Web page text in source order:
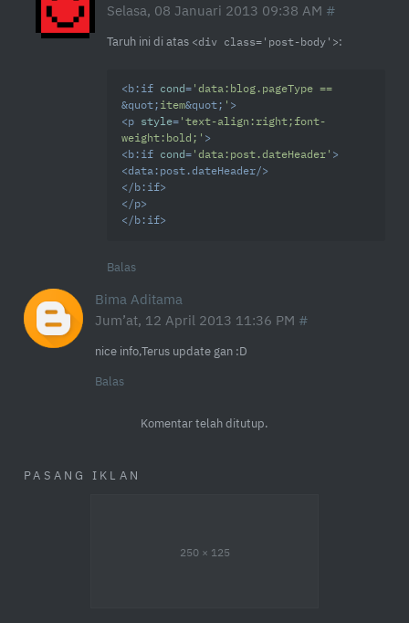
Selasa, 08 Januari 2013 09:38 AM
Taruh ini di atas <div class='post-body'>:
<b:if cond=
&quot; item&quot; ' >
<p style= 'text-align:right;font-
weight:bold;' >
<b:if cond= 'data:post.dateHeader' >
<data:post.dateHeader/>
</ b:if>
</p>
</ b:if>
Balas
Bima Aditama
Jum’at, 12 April 2013 11:36 PM
nice info,Terus update gan :D
Balas
Komentar telah ditutup.
PASANG IKLAN
250 × 125